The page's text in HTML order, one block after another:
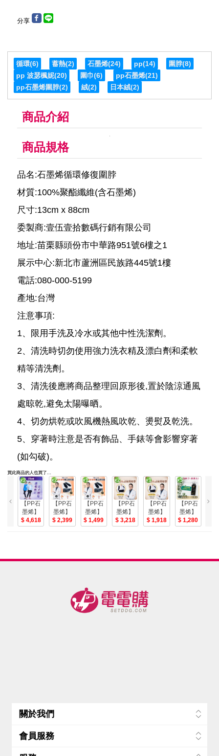
分享
循環(6) 蓄熱(2) 石墨烯(24) pp(14) 圍脖(8)
pp 波瑟楓妮(20) 圍巾(6) pp石墨烯(21)
pp石墨烯圍脖(2) 絨(2) 日本絨(2)
商品介紹
商品規格
品名:石墨烯循環修復圍脖
材質:100%聚酯纖維(含石墨烯)
尺寸:13cm x 88cm
委製商:壹伍壹拾數碼行銷有限公司
地址:苗栗縣頭份市中華路951號6樓之1
展示中心:新北市蘆洲區民族路445號1樓
電話:080-000-5199
產地:台灣
注意事項:
1、限用手洗及冷水或其他中性洗潔劑。
2、清洗時切勿使用強力洗衣精及漂白劑和柔軟
精等清洗劑。
3、清洗後應將商品整理回原形後,置於陰涼通風
處晾乾,避免太陽曝晒。
4、切勿烘乾或吹風機熱風吹乾、燙熨及乾洗。
5、穿著時注意是否有飾品、手錶等會影響穿著
(如勾破)。
買此商品的人也買了...
【PP石
墨烯】
石墨烯
塑崩褲
任選2件
4,618
【PP石
墨烯】
石墨烯
HSG獨
2,399
【PP石
墨烯】
石墨烯
HSG獨
1,499
【PP石
墨烯】
石墨烯
智能肩
3,218
【PP石
墨烯】
石墨烯
智能肩
1,918
【PP石
墨烯】
歐盟認
證機能
瓶 機能
1,280
瓶
關於我們
會員服務